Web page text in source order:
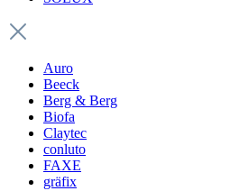
Auro
Beeck
Berg & Berg
Biofa
Claytec
conluto
FAXE
gräfix